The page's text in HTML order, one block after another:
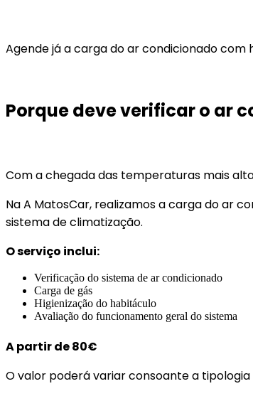
Agende já a carga do ar condicionado com
Porque deve verificar o ar
Com a chegada das temperaturas mais
Na A MatosCar, realizamos a carga do ar
sistema de climatização.
O serviço inclui:
Verificação do sistema de ar condicionado
Carga de gás
Higienização do habitáculo
Avaliação do funcionamento geral do sistema
A partir de 80€
O valor poderá variar consoante a